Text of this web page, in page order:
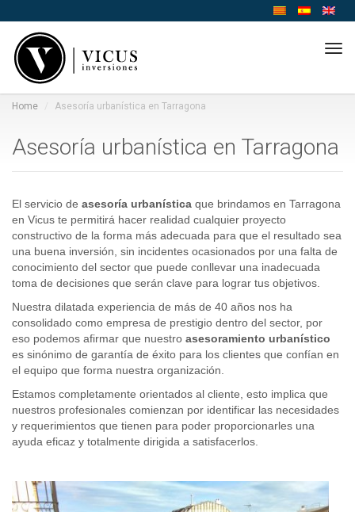
Home Asesoría urbanística en Tarragona
Asesoría urbanística en Tarragona
El servicio de asesoría urbanística que brindamos en Tarragona
en Vicus te permitirá hacer realidad cualquier proyecto
constructivo de la forma más adecuada para que el resultado sea
una buena inversión, sin incidentes ocasionados por una falta de
conocimiento del sector que puede conllevar una inadecuada
toma de decisiones que serán clave para lograr tus objetivos.
Nuestra dilatada experiencia de más de 40 años nos ha
consolidado como empresa de prestigio dentro del sector, por
eso podemos afirmar que nuestro asesoramiento urbanístico
es sinónimo de garantía de éxito para los clientes que confían en
el equipo que forma nuestra organización.
Estamos completamente orientados al cliente, esto implica que
nuestros profesionales comienzan por identificar las necesidades
y requerimientos que tienen para poder proporcionarles una
ayuda eficaz y totalmente dirigida a satisfacerlos.